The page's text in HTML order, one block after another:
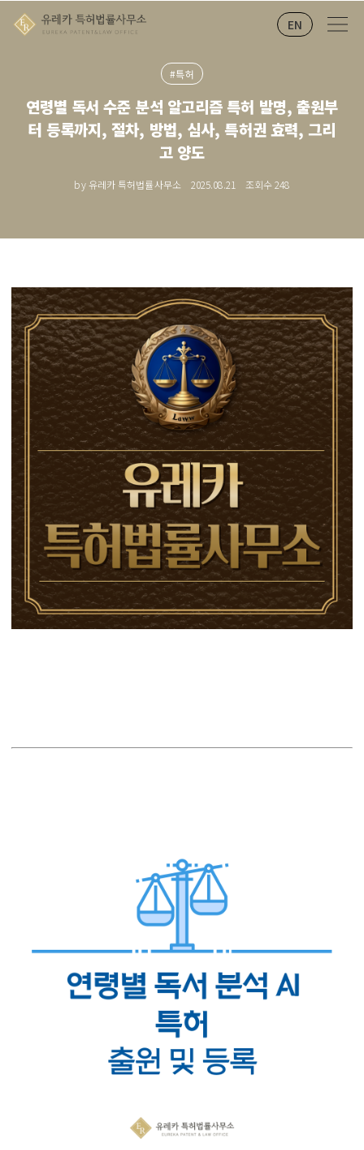
EN
#특허
연령별 독서 수준 분석 알고리즘 특허 발명, 출원부
터 등록까지, 절차, 방법, 심사, 특허권 효력, 그리
고 양도
by 유레카 특허법률사무소 2025.08.21 조회수248